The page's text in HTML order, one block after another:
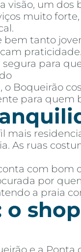
visão, um
muito
bem tanto
para
o Boqueirão
para quem
mais
As ruas
com bom
por
a praia
o
e a